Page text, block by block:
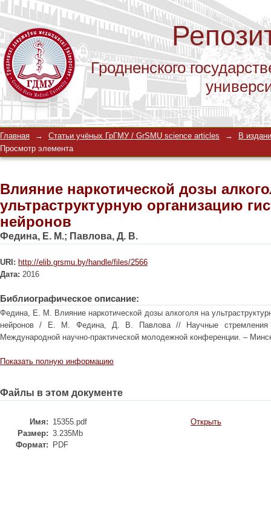
Гродненского
Влияние наркотической дозы
гистаминергических нейронов
Главная → Статьи учёных ГрГМУ / GrSMU science articles →
В
Просмотр элемента
Влияние наркотической дозы
ультраструктурную организацию
нейронов
Федина, Е. М.; Павлова, Д. В.
URI: http://elib.grsmu.by/handle/files/2566
Дата: 2016
Библиографическое описание:
Федина, Е. М. Влияние наркотической дозы алкоголя на
нейронов / Е. М. Федина, Д. В. Павлова // Научные стремления
Международной научно-практической молодежной конференции. –
Показать полную информацию
Файлы в этом документе
Имя: 15355.pdf
Размер: 3.235Mb
Формат:
PDF
Открыть